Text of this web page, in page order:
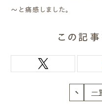
～と痛感しました。
この記事
一